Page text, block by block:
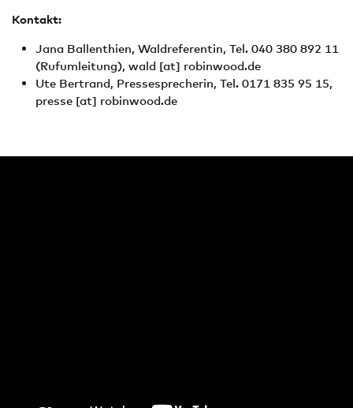
Kontakt:
Jana Ballenthien, Waldreferentin, Tel. 040 380 892 11
(Rufumleitung), wald [at] robinwood.de
Ute Bertrand, Pressesprecherin, Tel. 0171 835 95 15,
presse [at] robinwood.de